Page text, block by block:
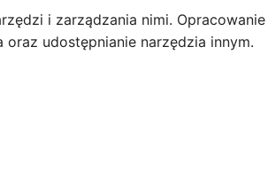
i zarządzania nimi. Opracowanie
udostępnianie narzędzia innym.